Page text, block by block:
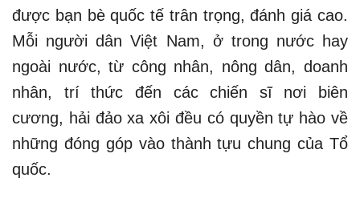
được bạn bè quốc tế trân trọng, đánh giá cao.
Mỗi người dân Việt Nam, ở trong nước hay
ngoài nước, từ công nhân, nông dân, doanh
nhân, trí thức đến các chiến sĩ nơi biên
cương, hải đảo xa xôi đều có quyền tự hào về
những đóng góp vào thành tựu chung của Tổ
quốc.